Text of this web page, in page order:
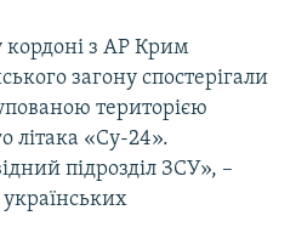
кордоні з АР Крим
загону спостерігали
територією
літака «Су-24».
підрозділ ЗСУ», –